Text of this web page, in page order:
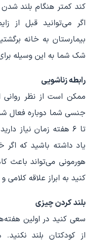
کند کمتر هنگام بلند
اگر می‌توانید قبل از
بیمارستان به خانه
شک شما به این وسیله
رابطه زناشویی
ممکن است از نظر روانی
تا ۶ هفته زمان نیاز
یاد داشته باشید که اگر
هورمونی می‌تواند
کنید به ابراز علاقه
بلند کردن چیزی
سعی کنید در اولین
از کودکتان بلند